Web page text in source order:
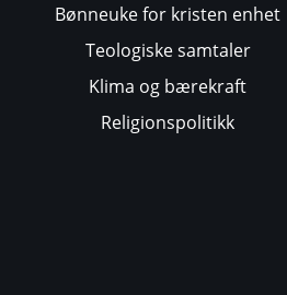
Bønneuke for kristen enhet
Teologiske samtaler
Klima og bærekraft
Religionspolitikk